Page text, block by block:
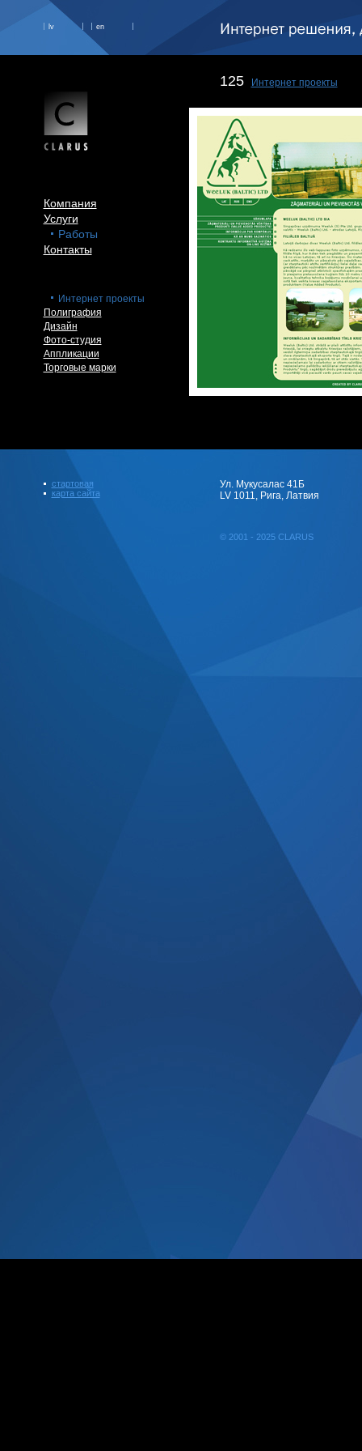
lv en
Компания
Услуги
Работы
Контакты
Интернет проекты
Полиграфия
Дизайн
Фото-студия
Аппликации
Торговые марки
125 Интернет проекты
стартовая
карта сайта
Ул. Мукусалас 41Б
LV 1011, Рига, Латвия
© 2001 - 2025 CLARUS